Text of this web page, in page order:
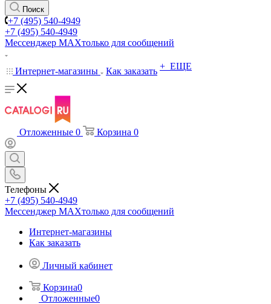
Поиск
+7 (495) 540-4949
+7 (495) 540-4949
Мессенджер МАХтолько для сообщений
Интернет-магазины Как заказать + ЕЩЕ
Отложенные 0 Корзина 0
Телефоны
+7 (495) 540-4949
Мессенджер МАХтолько для сообщений
Интернет-магазины
Как заказать
Личный кабинет
Корзина0
Отложенные0